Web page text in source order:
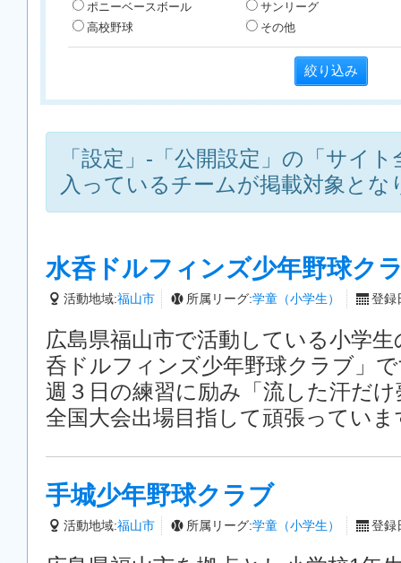
ポニーベースボール
サンリーグ
高校野球
その他
「設定」-「公開設定」の「サイ
入っているチームが掲載対象とな
水呑ドルフィンズ少年野球ク
活動地域:福山市 所属リーグ:学童（小学生） 登録
広島県福山市で活動している小学
呑ドルフィンズ少年野球クラブ」
週３日の練習に励み「流した汗だ
全国大会出場目指して頑張っていま
手城少年野球クラブ
活動地域:福山市 所属リーグ:学童（小学生） 登録